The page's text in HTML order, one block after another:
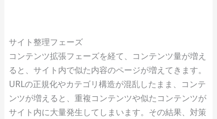
サイト整理フェーズ
コンテンツ拡張フェーズを経て、コンテンツ量が増え
ると、サイト内で似た内容のページが増えてきます。
URLの正規化やカテゴリ構造が混乱したまま、コンテ
ンツが増えると、重複コンテンツや似たコンテンツが
サイト内に大量発生してしまいます。その結果、対策